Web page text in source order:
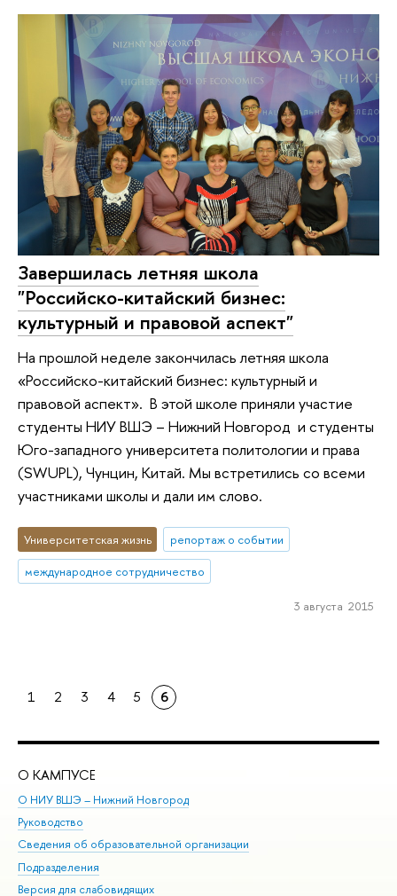
Завершилась летняя школа
"Российско-китайский бизнес:
культурный и правовой аспект"
На прошлой неделе закончилась летняя школа
«Российско-китайский бизнес: культурный и
правовой аспект». В этой школе приняли участие
студенты НИУ ВШЭ – Нижний Новгород и студенты
Юго-западного университета политологии и права
(SWUPL), Чунцин, Китай. Мы встретились со всеми
участниками школы и дали им слово.
Университетская жизнь
репортаж о событии
международное сотрудничество
3 августа 2015
1 2 3 4 5 6
О КАМПУСЕ
О НИУ ВШЭ – Нижний Новгород
Руководство
Сведения об образовательной организации
Подразделения
Версия для слабовидящих